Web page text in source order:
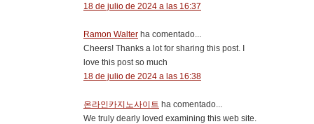
18 de julio de 2024 a las 16:37
Ramon Walter ha comentado...
Cheers! Thanks a lot for sharing this post. I
love this post so much
18 de julio de 2024 a las 16:38
온라인카지노사이트 ha comentado...
We truly dearly loved examining this web site.